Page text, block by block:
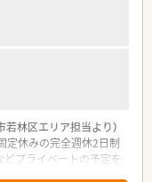
林区エリア担当より）
定休みの完全週休2日制
どプライベートの予定を